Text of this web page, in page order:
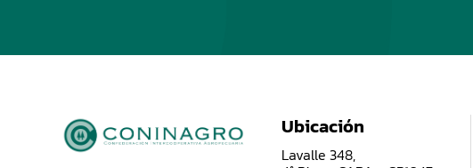
Ubicación
Lavalle 348,